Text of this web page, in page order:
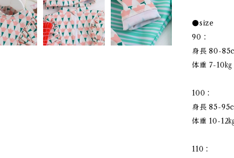
●size
90：
身長 80-
体重 7-10㎏
100：
身長 85-
体重 10-12
110：